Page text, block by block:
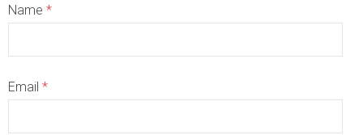
Name *
Email *